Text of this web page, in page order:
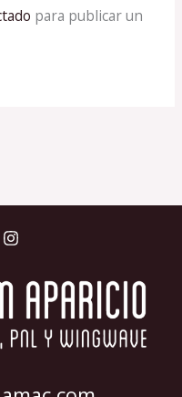
para publicar un